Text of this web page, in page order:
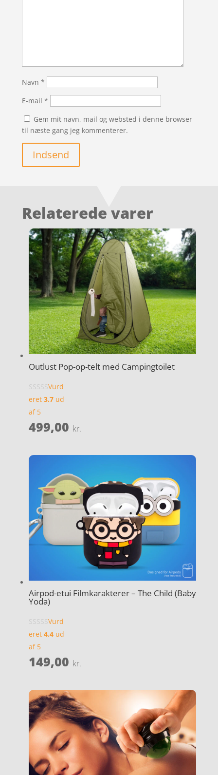
Navn *
E-mail *
Gem mit navn, mail og websted i denne browser
til næste gang jeg kommenterer.
Indsend
Relaterede varer
Outlust Pop-op-telt med Campingtoilet
Vurd
eret 3.7ud
af 5
499,00 kr.
Airpod-etui Filmkarakterer – The Child (Baby
Yoda)
Vurd
eret 4.4ud
af 5
149,00 kr.